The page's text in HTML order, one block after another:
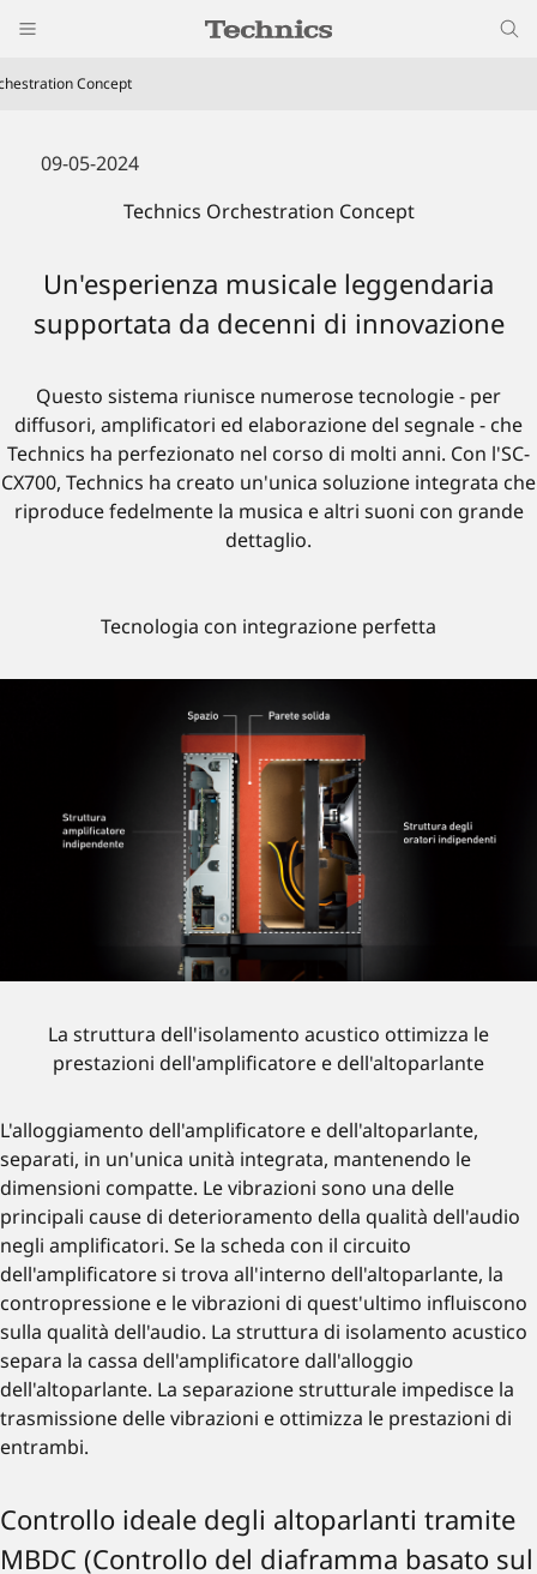
Concept
09-05-2024
Technics Orchestration Concept
Un'esperienza musicale leggendaria
supportata da decenni di innovazione
Questo sistema riunisce numerose tecnologie - per
diffusori, amplificatori ed elaborazione del segnale - che
Technics ha perfezionato nel corso di molti anni. Con l'SC-
CX700, Technics ha creato un'unica soluzione integrata che
riproduce fedelmente la musica e altri suoni con grande
dettaglio.
Tecnologia con integrazione perfetta
La struttura dell'isolamento acustico ottimizza le
prestazioni dell'amplificatore e dell'altoparlante
L'alloggiamento dell'amplificatore e dell'altoparlante,
separati, in un'unica unità integrata, mantenendo le
dimensioni compatte. Le vibrazioni sono una delle
principali cause di deterioramento della qualità dell'audio
negli amplificatori. Se la scheda con il circuito
dell'amplificatore si trova all'interno dell'altoparlante, la
contropressione e le vibrazioni di quest'ultimo influiscono
sulla qualità dell'audio. La struttura di isolamento acustico
separa la cassa dell'amplificatore dall'alloggio
dell'altoparlante. La separazione strutturale impedisce la
trasmissione delle vibrazioni e ottimizza le prestazioni di
entrambi.
Controllo ideale degli altoparlanti tramite
MBDC (Controllo del diaframma basato sul